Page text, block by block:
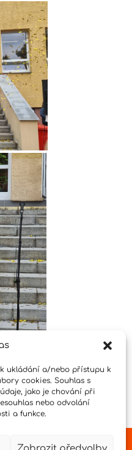
ukládání a/nebo přístupu k
cookies. Souhlas s
jako je chování při
nebo odvolání
a funkce.